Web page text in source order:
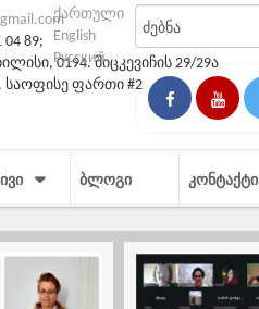
89;
0194. მიცკევიჩის 29/29ა
ფართი #2
ქართული
English
Русский
ᲑᲚᲝᲒᲘ ᲙᲝᲜᲢᲐᲥᲢᲘ